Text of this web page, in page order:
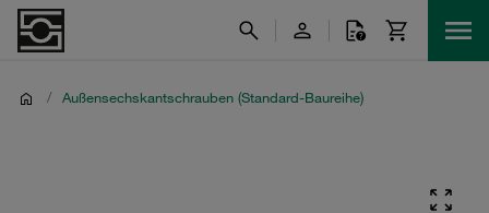
/ Außensechskantschrauben (Standard-Baureihe)